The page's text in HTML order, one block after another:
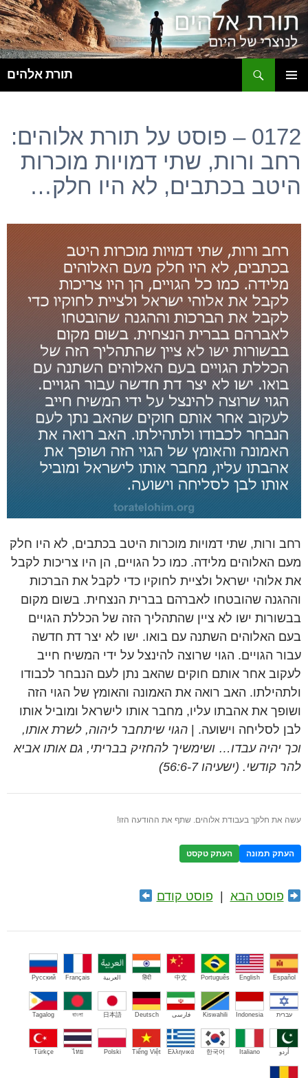
תורת אלהים
0172 – פוסט על תורת אלוהים:
רחב ורות, שתי דמויות מוכרות
היטב בכתבים, לא היו חלק…
רחב ורות, שתי דמויות מוכרות היטב בכתבים, לא היו חלק
מעם האלוהים מלידה. כמו כל הגויים, הן היו צריכות לקבל
את אלוהי ישראל ולציית לחוקיו כדי לקבל את הברכות
וההגנה שהובטחו לאברהם בברית הנצחית. בשום מקום
בבשורות ישו לא ציין שהתהליך הזה של הכללת הגויים
בעם האלוהים השתנה עם בואו. ישו לא יצר דת חדשה
עבור הגויים. הגוי שרוצה להינצל על ידי המשיח חייב
לעקוב אחר אותם חוקים שהאב נתן לעם הנבחר לכבודו
ולתהילתו. האב רואה את האמונה והאומץ של הגוי הזה
ושופך את אהבתו עליו, מחבר אותו לישראל ומוביל אותו
לבן לסליחה וישועה. | הגוי שיתחבר ליהוה, לשרת אותו,
וכך יהיה עבדו… ושימשיך להחזיק בבריתי, גם אותו אביא
להר קודשי. (ישעיהו 56:6-7)
עשה את חלקך בעבודת אלוהים. שתף את ההודעה הזו!
העתק תמונה העתק טקסט
פוסט הבא פוסט קודם
Español
English
Português
中文
हिंदी العربية Français
Русский
עברית Indonesia
Kiswahili فارسی Deutsch
日本語
বাংলা
Tagalog
اُردو Italiano
한국어
Ελληνικά
Tiếng Việt
Polski
ไทย
Türkçe